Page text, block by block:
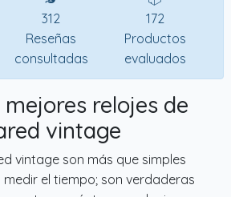
312
Reseñas
consultadas
172
Productos
evaluados
mejores relojes de
vintage
vintage son más que simples
el tiempo; son verdaderas